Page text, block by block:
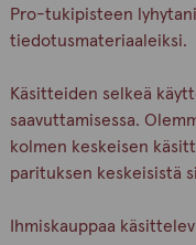
Pro-tukipisteen
tiedotusmateriaaleiksi.
Käsitteiden selkeä
saavuttamisessa.
kolmen keskeisen
parituksen keskeisistä
Ihmiskauppaa